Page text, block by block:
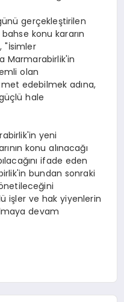
gerçekleştirilen
konu kararın
"İsimler
Marmarabirlik'in
olan
edebilmek adına,
hale
yeni
konu alınacağı
ifade eden
bundan sonraki
işler ve hak yiyenlerin
devam